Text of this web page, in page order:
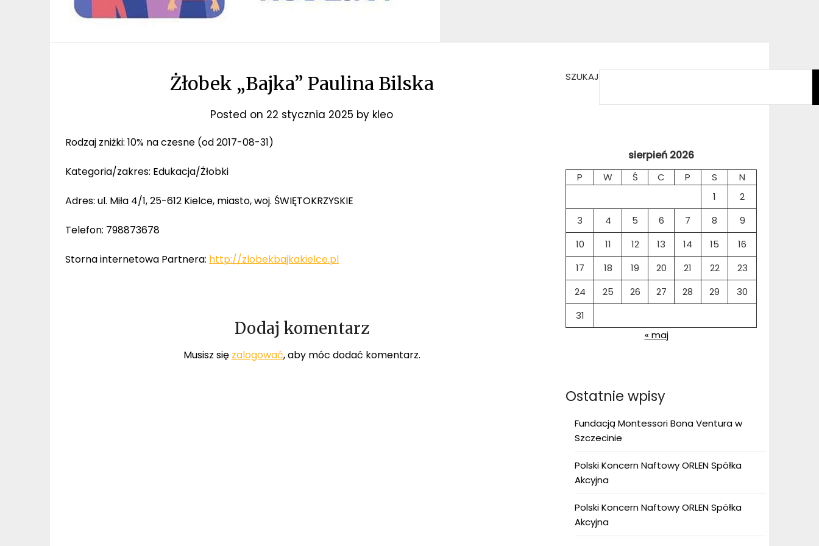
Żłobek „Bajka” Paulina Bilska
Posted on 22 stycznia 2025 by kleo
Rodzaj zniżki: 10% na czesne (od 2017-08-31)
Kategoria/zakres: Edukacja/Żłobki
Adres: ul. Miła 4/1, 25-612 Kielce, miasto, woj. ŚWIĘTOKRZYSKIE
Telefon: 798873678
Storna internetowa Partnera: http://zlobekbajkakielce.pl
Dodaj komentarz
Musisz się zalogować, aby móc dodać komentarz.
SZUKAJ
sierpień 2026
P W Ś C P S
N
1
2
3
4 5 6 7 8
9
10
11 12 13 14 15
16
17
18 19 20 21 22
23
24
25 26 27 28 29
30
31
« maj
Ostatnie wpisy
Fundacją Montessori Bona Ventura w
Szczecinie
Polski Koncern Naftowy ORLEN Spółka
Akcyjna
Polski Koncern Naftowy ORLEN Spółka
Akcyjna